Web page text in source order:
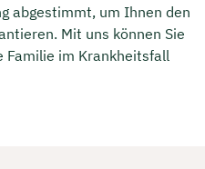
abgestimmt, um Ihnen den
Mit uns können Sie
Familie im Krankheitsfall